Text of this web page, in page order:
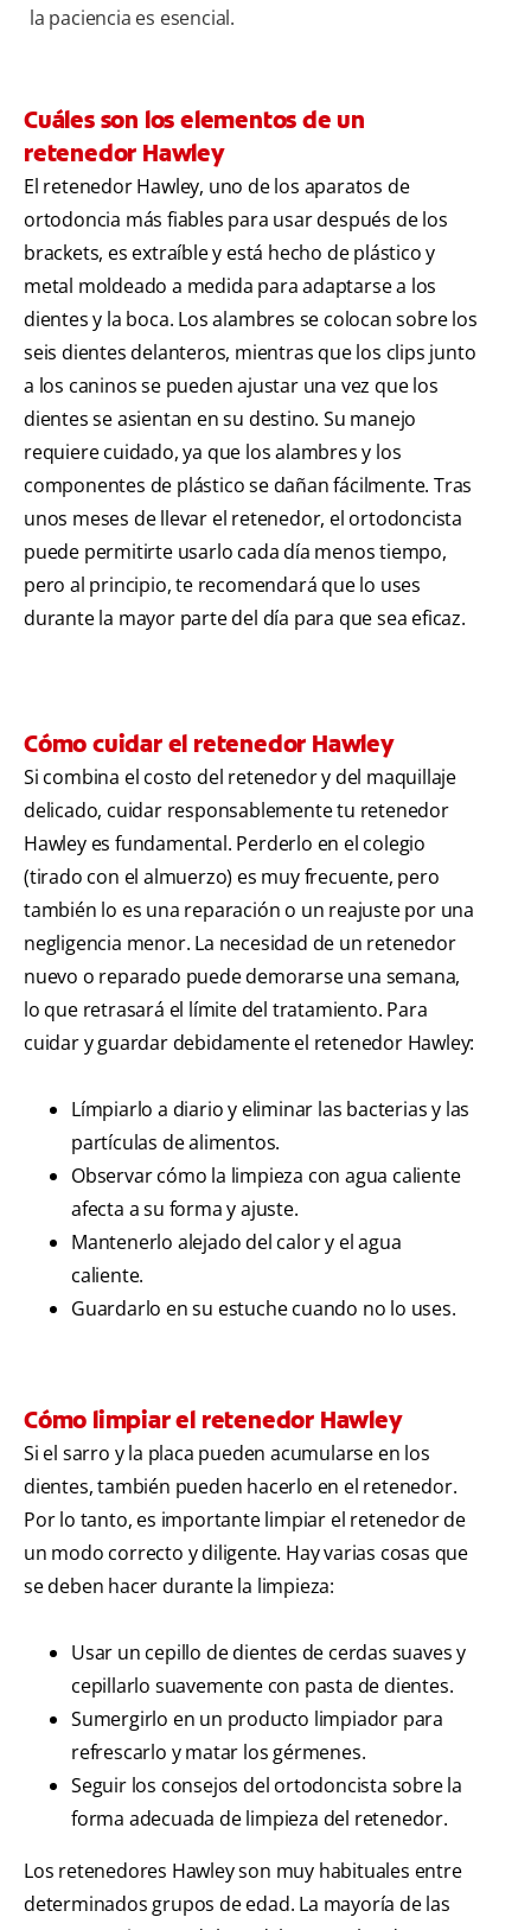
la paciencia es esencial.
Cuáles son los elementos de un
retenedor Hawley
El retenedor Hawley, uno de los aparatos de
ortodoncia más fiables para usar después de los
brackets, es extraíble y está hecho de plástico y
metal moldeado a medida para adaptarse a los
dientes y la boca. Los alambres se colocan sobre los
seis dientes delanteros, mientras que los clips junto
a los caninos se pueden ajustar una vez que los
dientes se asientan en su destino. Su manejo
requiere cuidado, ya que los alambres y los
componentes de plástico se dañan fácilmente. Tras
unos meses de llevar el retenedor, el ortodoncista
puede permitirte usarlo cada día menos tiempo,
pero al principio, te recomendará que lo uses
durante la mayor parte del día para que sea eficaz.
Cómo cuidar el retenedor Hawley
Si combina el costo del retenedor y del maquillaje
delicado, cuidar responsablemente tu retenedor
Hawley es fundamental. Perderlo en el colegio
(tirado con el almuerzo) es muy frecuente, pero
también lo es una reparación o un reajuste por una
negligencia menor. La necesidad de un retenedor
nuevo o reparado puede demorarse una semana,
lo que retrasará el límite del tratamiento. Para
cuidar y guardar debidamente el retenedor Hawley:
Límpiarlo a diario y eliminar las bacterias y las
partículas de alimentos.
Observar cómo la limpieza con agua caliente
afecta a su forma y ajuste.
Mantenerlo alejado del calor y el agua
caliente.
Guardarlo en su estuche cuando no lo uses.
Cómo limpiar el retenedor Hawley
Si el sarro y la placa pueden acumularse en los
dientes, también pueden hacerlo en el retenedor.
Por lo tanto, es importante limpiar el retenedor de
un modo correcto y diligente. Hay varias cosas que
se deben hacer durante la limpieza:
Usar un cepillo de dientes de cerdas suaves y
cepillarlo suavemente con pasta de dientes.
Sumergirlo en un producto limpiador para
refrescarlo y matar los gérmenes.
Seguir los consejos del ortodoncista sobre la
forma adecuada de limpieza del retenedor.
Los retenedores Hawley son muy habituales entre
determinados grupos de edad. La mayoría de las